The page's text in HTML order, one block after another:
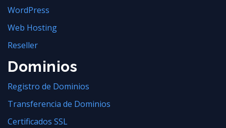
WordPress
Web Hosting
Reseller
Dominios
Registro de Dominios
Transferencia de Dominios
Certificados SSL